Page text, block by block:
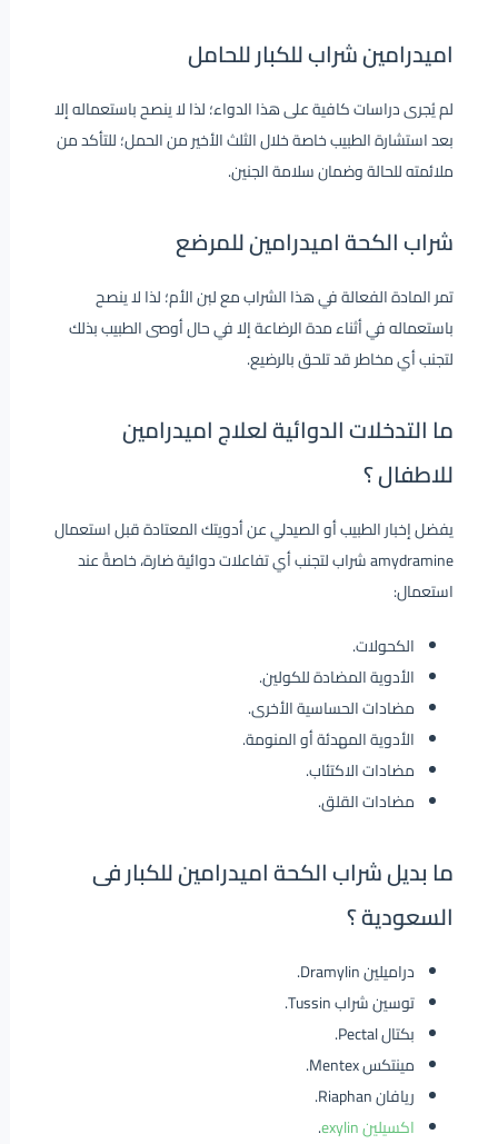
اميدرامين شراب للكبار للحامل
لم يُجرى دراسات كافية على هذا الدواء؛ لذا لا ينصح باستعماله إلا
بعد استشارة الطبيب خاصة خلال الثلث الأخير من الحمل؛ للتأكد من
ملائمته للحالة وضمان سلامة الجنين.
شراب الكحة اميدرامين للمرضع
تمر المادة الفعالة في هذا الشراب مع لبن الأم؛ لذا لا ينصح
باستعماله في أثناء مدة الرضاعة إلا في حال أوصى الطبيب بذلك
لتجنب أي مخاطر قد تلحق بالرضيع.
ما التدخلات الدوائية لعلاج اميدرامين
للاطفال ؟
يفضل إخبار الطبيب أو الصيدلي عن أدويتك المعتادة قبل استعمال
amydramine شراب لتجنب أي تفاعلات دوائية ضارة، خاصةً عند
استعمال:
الكحولات.
الأدوية المضادة للكولين.
مضادات الحساسية الأخرى.
الأدوية المهدئة أو المنومة.
مضادات الاكتئاب.
مضادات القلق.
ما بديل شراب الكحة اميدرامين للكبار فى
السعودية ؟
دراميلين Dramylin.
توسين شراب Tussin.
بكتال Pectal.
مينتكس Mentex.
ريافان Riaphan.
اكسيلين exylin
.